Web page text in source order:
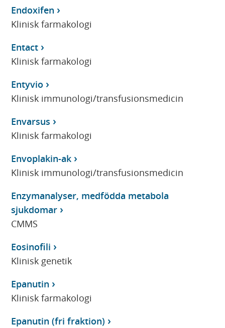
Endoxifen
Klinisk farmakologi
Entact
Klinisk farmakologi
Entyvio
Klinisk immunologi/transfusionsmedicin
Envarsus
Klinisk farmakologi
Envoplakin-ak
Klinisk immunologi/transfusionsmedicin
Enzymanalyser, medfödda metabola
sjukdomar
CMMS
Eosinofili
Klinisk genetik
Epanutin
Klinisk farmakologi
Epanutin (fri fraktion)